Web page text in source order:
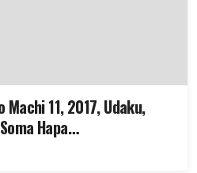
11, 2017, Udaku,
Hapa…